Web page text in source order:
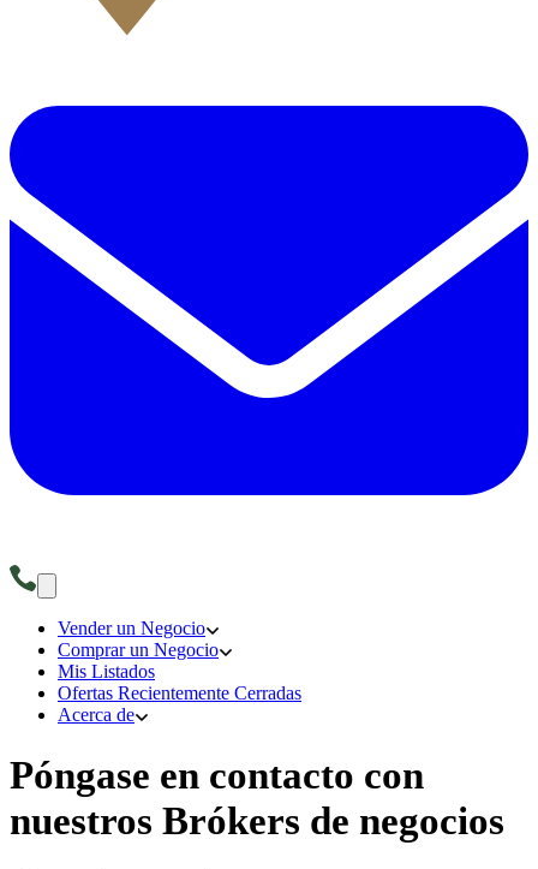
Vender un Negocio
Comprar un Negocio
Mis Listados
Ofertas Recientemente Cerradas
Acerca de
Póngase en contacto con
nuestros Brókers de negocios